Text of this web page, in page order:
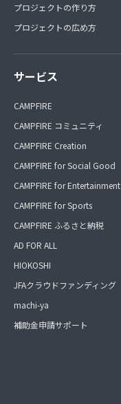
プロジェクトの作り方
プロジェクトの広め方
サービス
CAMPFIRE
CAMPFIRE コミュニティ
CAMPFIRE Creation
CAMPFIRE for Social Good
CAMPFIRE for Entertainment
CAMPFIRE for Sports
CAMPFIRE ふるさと納税
AD FOR ALL
HIOKOSHI
JFAクラウドファンディング
machi-ya
補助金申請サポート